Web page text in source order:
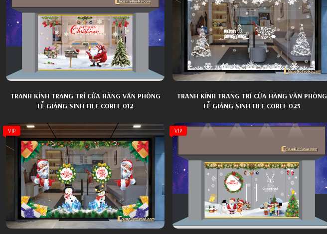
TRANH KÍNH TRANG TRÍ CỬA HÀNG VĂN PHÒNG
LỄ GIÁNG SINH FILE COREL 012
TRANH KÍNH TRANG TRÍ CỬA HÀNG VĂN PHÒNG
LỄ GIÁNG SINH FILE COREL 025
VIP VIP